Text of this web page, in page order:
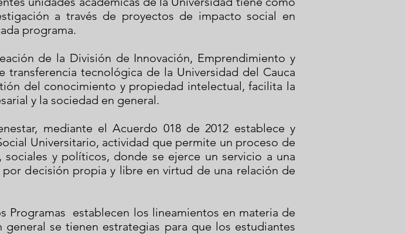
a través de proyectos de impacto social en
programa.
de la División de Innovación, Emprendimiento y
transferencia tecnológica de la Universidad del Cauca
del conocimiento y propiedad intelectual, facilita la
y la sociedad en general.
mediante el Acuerdo 018 de 2012 establece y
Universitario, actividad que permite un proceso de
y políticos, donde se ejerce un servicio a una
decisión propia y libre en virtud de una relación de
Programas establecen los lineamientos en materia de
se tienen estrategias para que los estudiantes